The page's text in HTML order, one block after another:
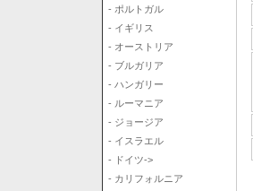
- ポルトガル
- イギリス
- オーストリア
- ブルガリア
- ハンガリー
- ルーマニア
- ジョージア
- イスラエル
- ドイツ->
- カリフォルニア